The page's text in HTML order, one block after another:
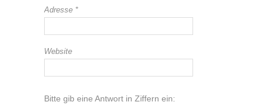
Adresse *
Website
Bitte gib eine Antwort in Ziffern ein: